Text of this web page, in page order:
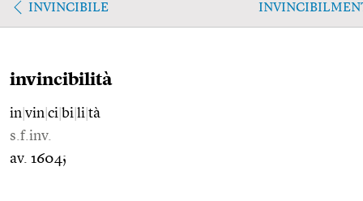
INVINCIBILE
invincibilità
in vin ci bi li tà
s.f.inv.
av. 1604;